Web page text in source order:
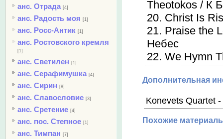
анс. Отрада [4]
анс. Радость моя [1]
анс. Росс-Антик [1]
анс. Ростовского кремля
[1]
анс. Светилен [1]
анс. Серафимушка [4]
анс. Сирин [8]
анс. Славословие [3]
анс. Сретение [4]
анс. пос. Степное [1]
анс. Тимпан [7]
Theotokos / К
20. Christ Is
21. Praise the
Небес
22. We Hymn
Дополнительная
Konevets Quartet
Похожие